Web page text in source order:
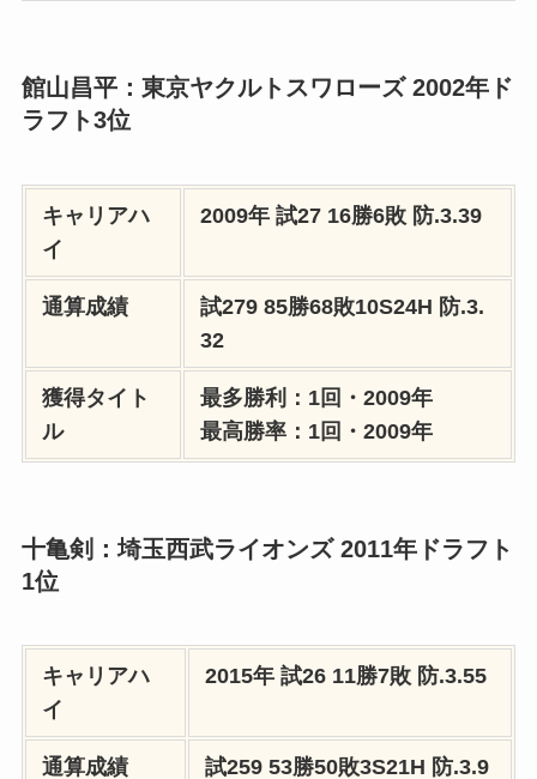
館山昌平：東京ヤクルトスワローズ 2002年ド
ラフト3位
キャリアハ
イ
2009年試27 16勝6敗 防.3.39
通算成績 試279 85勝68敗10S24H 防.3.
32
獲得タイト
ル
最多勝利：1回・2009年
最高勝率：1回・2009年
十亀剣：埼玉西武ライオンズ 2011年ドラフト
1位
キャリアハ
イ
2015年試26 11勝7敗 防.3.55
通算成績 試259 53勝50敗3S21H 防.3.9